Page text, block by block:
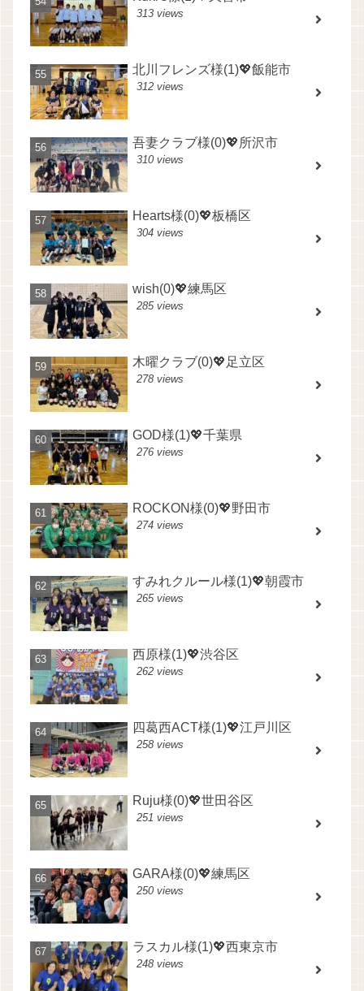
313 views
北川フレンズ様(1)💖飯能市
312 views
吾妻クラブ様(0)💖所沢市
310 views
Hearts様(0)💖板橋区
304 views
wish(0)💖練馬区
285 views
木曜クラブ(0)💖足立区
278 views
GOD様(1)💖千葉県
276 views
ROCKON様(0)💖野田市
274 views
すみれクルール様(1)💖朝霞市
265 views
西原様(1)💖渋谷区
262 views
四葛西ACT様(1)💖江戸川区
258 views
Ruju様(0)💖世田谷区
251 views
GARA様(0)💖練馬区
250 views
ラスカル様(1)💖西東京市
248 views